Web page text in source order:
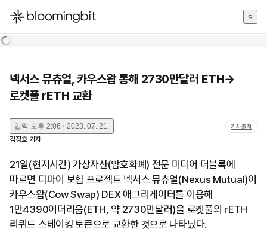
한국어
넥서스 뮤츄얼, 카우스왑 통해 2730만달러 ETH→
로켓풀 rETH 교환
입력 오후 2:06 · 2023. 07. 21. 기사출처
김정호 기자
21일(현지시간) 가상자산(암호화폐) 전문 미디어 더블록에
따르면 디파이 보험 프로젝트 넥서스 뮤츄얼(Nexus Mutual)이
카우스왑(Cow Swap) DEX 애그리게이터를 이용해
1만4390이더리움(ETH, 약 2730만달러)을 로켓풀의 rETH
리퀴드 스테이킹 토큰으로 교환한 것으로 나타났다.